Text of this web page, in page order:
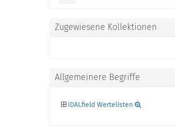
Zugewiesene Kollektionen
Allgemeinere Begriffe
iDAI.field Wertelisten